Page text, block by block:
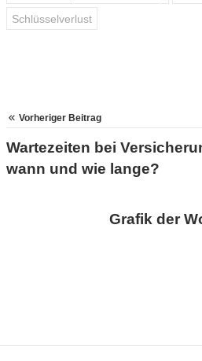
Schlüsselverlust
Vorheriger Beitrag
Wartezeiten bei
wann und wie lange?
Grafik der